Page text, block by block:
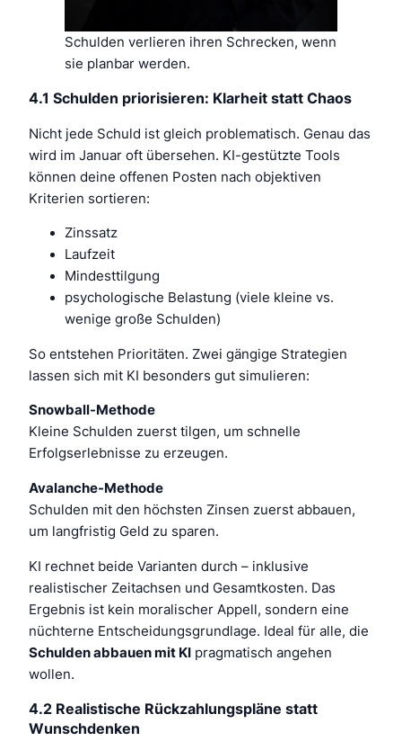
Schulden verlieren ihren Schrecken, wenn
sie planbar werden.
4.1 Schulden priorisieren: Klarheit statt Chaos
Nicht jede Schuld ist gleich problematisch. Genau das
wird im Januar oft übersehen. KI-gestützte Tools
können deine offenen Posten nach objektiven
Kriterien sortieren:
Zinssatz
Laufzeit
Mindesttilgung
psychologische Belastung (viele kleine vs.
wenige große Schulden)
So entstehen Prioritäten. Zwei gängige Strategien
lassen sich mit KI besonders gut simulieren:
Snowball-Methode
Kleine Schulden zuerst tilgen, um schnelle
Erfolgserlebnisse zu erzeugen.
Avalanche-Methode
Schulden mit den höchsten Zinsen zuerst abbauen,
um langfristig Geld zu sparen.
KI rechnet beide Varianten durch – inklusive
realistischer Zeitachsen und Gesamtkosten. Das
Ergebnis ist kein moralischer Appell, sondern eine
nüchterne Entscheidungsgrundlage. Ideal für alle, die
Schulden abbauen mit KI pragmatisch angehen
wollen.
4.2 Realistische Rückzahlungspläne statt
Wunschdenken